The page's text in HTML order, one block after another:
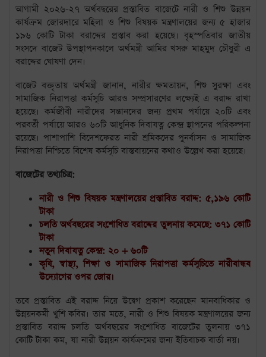
আগামী ২০২৬-২৭ অর্থবছরের প্রস্তাবিত বাজেটে নারী ও শিশু উন্নয়ন
কার্যক্রম জোরদারে মহিলা ও শিশু বিষয়ক মন্ত্রণালয়ের জন্য ৫ হাজার
১৯৬ কোটি টাকা বরাদ্দের প্রস্তাব করা হয়েছে। বৃহস্পতিবার জাতীয়
সংসদে বাজেট উপস্থাপনকালে অর্থমন্ত্রী আমির খসরু মাহমুদ চৌধুরী এ
বরাদ্দের ঘোষণা দেন।
বাজেট বক্তৃতায় অর্থমন্ত্রী জানান, নারীর ক্ষমতায়ন, শিশু সুরক্ষা এবং
সামাজিক নিরাপত্তা কর্মসূচি আরও সম্প্রসারণের লক্ষ্যেই এ বরাদ্দ রাখা
হয়েছে। কর্মজীবী নারীদের সন্তানদের জন্য প্রথম পর্যায়ে ২০টি এবং
পরবর্তী পর্যায়ে আরও ৬০টি আধুনিক দিবাযত্ন কেন্দ্র স্থাপনের পরিকল্পনা
রয়েছে। পাশাপাশি বিদেশফেরত নারী শ্রমিকদের পুনর্বাসন ও সামাজিক
নিরাপত্তা নিশ্চিতে বিশেষ কর্মসূচি বাস্তবায়নের কথাও উল্লেখ করা হয়েছে।
বাজেটের তথ্যচিত্র:
নারী ও শিশু বিষয়ক মন্ত্রণালয়ের প্রস্তাবিত বরাদ্দ: ৫,১৯৬ কোটি
টাকা
চলতি অর্থবছরের সংশোধিত বরাদ্দের তুলনায় কমেছে: ৩৭১ কোটি
টাকা
নতুন দিবাযত্ন কেন্দ্র: ২০ + ৬০টি
কৃষি, স্বাস্থ্য, শিক্ষা ও সামাজিক নিরাপত্তা কর্মসূচিতে নারীবান্ধব
উদ্যোগের ওপর জোর।
তবে প্রস্তাবিত এই বরাদ্দ নিয়ে উদ্বেগ প্রকাশ করেছেন মানবাধিকার ও
উন্নয়নকর্মী খুশি কবির। তার মতে, নারী ও শিশু বিষয়ক মন্ত্রণালয়ের জন্য
প্রস্তাবিত বরাদ্দ চলতি অর্থবছরের সংশোধিত বাজেটের তুলনায় ৩৭১
কোটি টাকা কম, যা নারী উন্নয়ন কার্যক্রমের জন্য ইতিবাচক বার্তা নয়।